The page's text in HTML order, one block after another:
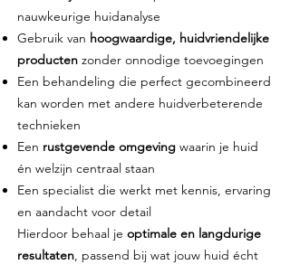
nauwkeurige huidanalyse
Gebruik van hoogwaardige, huidvriendelijke
producten zonder onnodige toevoegingen
Een behandeling die perfect gecombineerd
kan worden met andere huidverbeterende
technieken
Een rustgevende omgeving waarin je huid
én welzijn centraal staan
Een specialist die werkt met kennis, ervaring
en aandacht voor detail
Hierdoor behaal je optimale en langdurige
resultaten, passend bij wat jouw huid écht